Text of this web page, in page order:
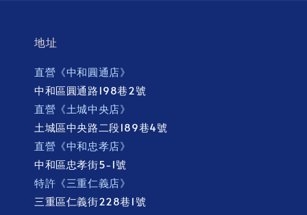
地址
直營《中和圓通店》
中和區圓通路198巷2號
直營《土城中央店》
土城區中央路二段189巷4號
直營《中和忠孝店》
中和區忠孝街5-1號
特許《三重仁義店》
三重區仁義街228巷1號